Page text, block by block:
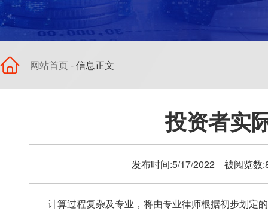
网站首页- 信息正文
投资者实
发布时间:5/17/2022 被阅览数
计算过程复杂及专业，将由专业律师根据初步划定